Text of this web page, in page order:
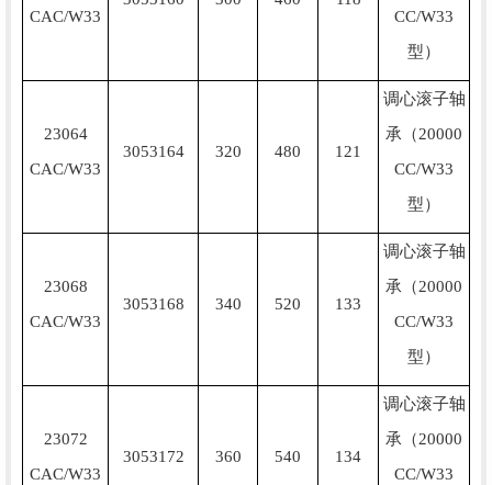
CAC/W33
CC/W33
型）
23064
CAC/W33
3053164 320 480 121
调心滚子轴
承（20000
CC/W33
型）
23068
CAC/W33
3053168 340 520 133
调心滚子轴
承（20000
CC/W33
型）
23072
CAC/W33
3053172 360 540 134
调心滚子轴
承（20000
CC/W33